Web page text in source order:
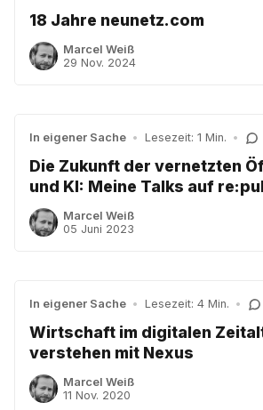
18 Jahre neunetz.com
Marcel Weiß
29 Nov. 2024
In eigener Sache • Lesezeit: 1 Min. •
Die Zukunft der vernetzten
und KI: Meine Talks auf
Marcel Weiß
05 Juni 2023
In eigener Sache • Lesezeit: 4 Min. •
Wirtschaft im digitalen
verstehen mit Nexus
Marcel Weiß
11 Nov. 2020